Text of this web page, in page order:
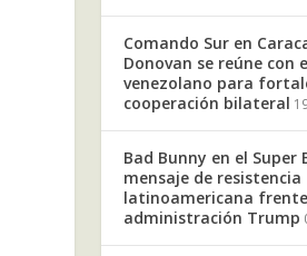
Comando Sur en
Donovan se reúne con
venezolano para
cooperación bilateral
Bad Bunny en el Super
mensaje de resistencia
latinoamericana
administración Trump